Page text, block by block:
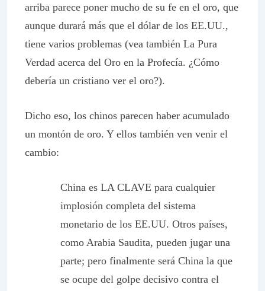
arriba parece poner mucho de su fe en el oro, que
aunque durará más que el dólar de los EE.UU.,
tiene varios problemas (vea también La Pura
Verdad acerca del Oro en la Profecía. ¿Cómo
debería un cristiano ver el oro?).
Dicho eso, los chinos parecen haber acumulado
un montón de oro. Y ellos también ven venir el
cambio:
China es LA CLAVE para cualquier
implosión completa del sistema
monetario de los EE.UU. Otros países,
como Arabia Saudita, pueden jugar una
parte; pero finalmente será China la que
se ocupe del golpe decisivo contra el